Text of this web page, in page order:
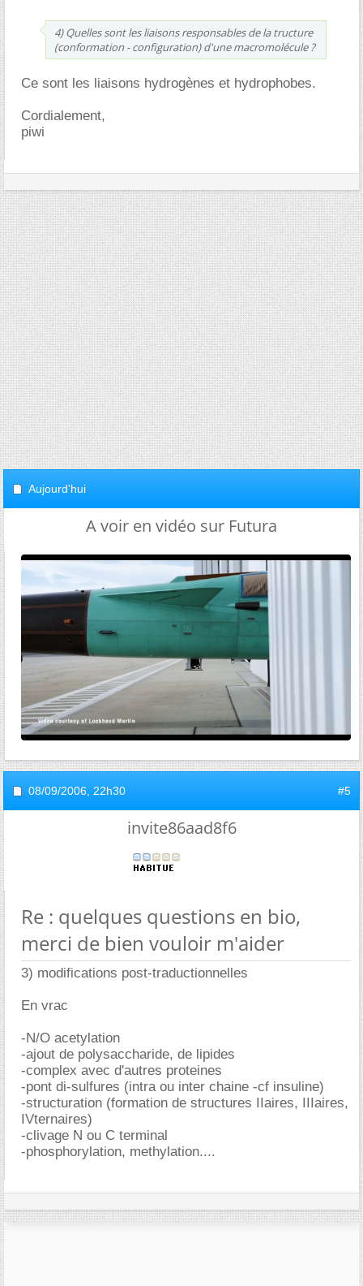
4) Quelles sont les liaisons responsables de la tructure
(conformation - configuration) d'une macromolécule ?
Ce sont les liaisons hydrogènes et hydrophobes.
Cordialement,
piwi
Aujourd'hui
A voir en vidéo sur Futura
08/09/2006, 22h30 #5
invite86aad8f6
Re : quelques questions en bio,
merci de bien vouloir m'aider
3) modifications post-traductionnelles
En vrac
-N/O acetylation
-ajout de polysaccharide, de lipides
-complex avec d'autres proteines
-pont di-sulfures (intra ou inter chaine -cf insuline)
-structuration (formation de structures IIaires, IIIaires,
IVternaires)
-clivage N ou C terminal
-phosphorylation, methylation....